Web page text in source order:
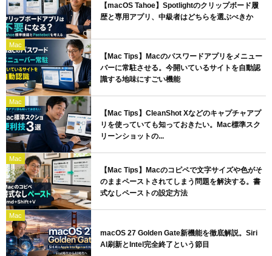
【macOS Tahoe】Spotlightのクリップボード履
歴と専用アプリ、中級者はどちらを選ぶべきか
Mac
【Mac Tips】Macのパスワードアプリをメニュー
バーに常駐させる。今開いているサイトを自動認
識する地味にすごい機能
Mac
【Mac Tips】CleanShot Xなどのキャプチャアプ
リを使っていても知っておきたい。Mac標準スク
リーンショットの...
Mac
【Mac Tips】Macのコピペで文字サイズや色がそ
のままペーストされてしまう問題を解決する。書
式なしペーストの設定方法
Mac
macOS 27 Golden Gate新機能を徹底解説。Siri
AI刷新とIntel完全終了という節目